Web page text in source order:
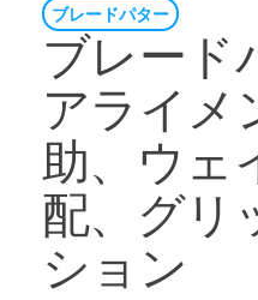
ブレードパター
ブレード
アライメ
助、ウェ
配、グリ
ション